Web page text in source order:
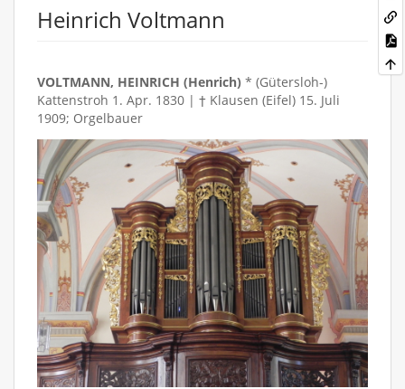
Heinrich Voltmann
VOLTMANN, HEINRICH (Henrich) * (Gütersloh-)
Kattenstroh 1. Apr. 1830 | † Klausen (Eifel) 15. Juli
1909; Orgelbauer